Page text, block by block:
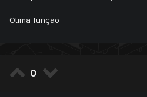
Otima funçao
0